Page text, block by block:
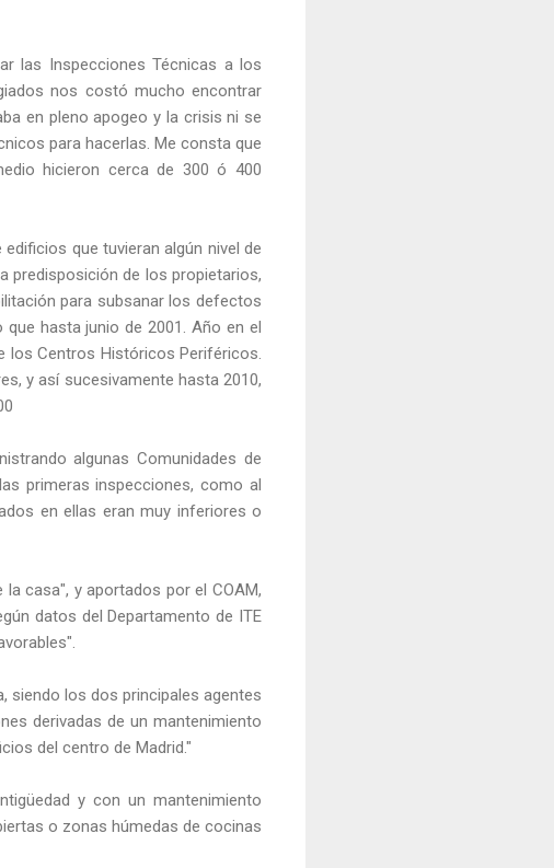
las Inspecciones Técnicas a los
nos costó mucho encontrar
en pleno apogeo y la crisis ni se
para hacerlas. Me consta que
hicieron cerca de 300 ó 400
que tuvieran algún nivel de
predisposición de los propietarios,
para subsanar los defectos
hasta junio de 2001. Año en el
los Centros Históricos Periféricos.
y así sucesivamente hasta 2010,
algunas Comunidades de
primeras inspecciones, como al
en ellas eran muy inferiores o
casa", y aportados por el COAM,
datos del Departamento de ITE
siendo los dos principales agentes
derivadas de un mantenimiento
del centro de Madrid."
y con un mantenimiento
o zonas húmedas de cocinas